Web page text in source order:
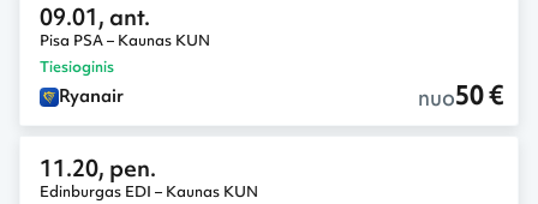
09.01, ant.
Pisa PSA – Kaunas KUN
Tiesioginis
Ryanair nuo50 €
11.20, pen.
Edinburgas EDI – Kaunas KUN